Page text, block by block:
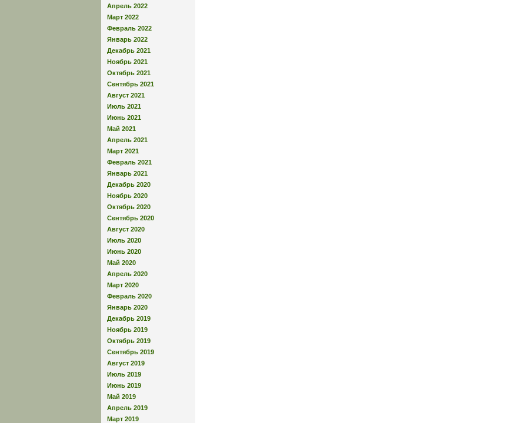
Апрель 2022
Март 2022
Февраль 2022
Январь 2022
Декабрь 2021
Ноябрь 2021
Октябрь 2021
Сентябрь 2021
Август 2021
Июль 2021
Июнь 2021
Май 2021
Апрель 2021
Март 2021
Февраль 2021
Январь 2021
Декабрь 2020
Ноябрь 2020
Октябрь 2020
Сентябрь 2020
Август 2020
Июль 2020
Июнь 2020
Май 2020
Апрель 2020
Март 2020
Февраль 2020
Январь 2020
Декабрь 2019
Ноябрь 2019
Октябрь 2019
Сентябрь 2019
Август 2019
Июль 2019
Июнь 2019
Май 2019
Апрель 2019
Март 2019